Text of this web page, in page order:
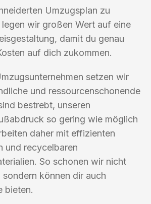
Umzugsplan zu
wir großen Wert auf eine
damit du genau
auf dich zukommen.
setzen wir
und ressourcenschonende
bestrebt, unseren
so gering wie möglich
daher mit effizienten
und recycelbaren
So schonen wir nicht
können dir auch
bieten.